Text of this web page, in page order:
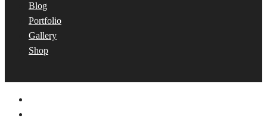
Blog
Portfolio
Gallery
Shop